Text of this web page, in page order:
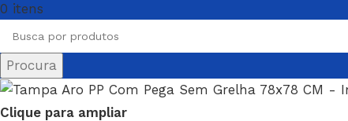
0 itens
Procura
Clique para ampliar